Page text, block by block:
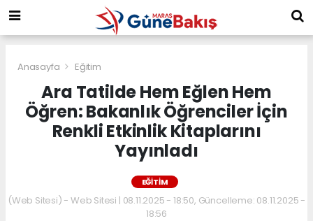
Anasayfa Eğitim
Ara Tatilde Hem Eğlen Hem
Öğren: Bakanlık Öğrenciler İçin
Renkli Etkinlik Kitaplarını
Yayınladı
EĞITIM
(Web Sitesi) - Web Sitesi | 08.11.2025 - 18:50, Güncelleme: 08.11.2025 -
18:56